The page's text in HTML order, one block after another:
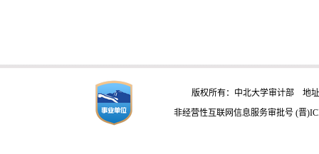
版权所有：中北大学审计部 地址
非经营性互联网信息服务审批号 (晋